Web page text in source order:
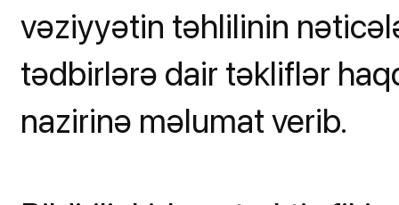
vəziyyətin təhlilinin
tədbirlərə dair təkliflər
nazirinə məlumat verib.